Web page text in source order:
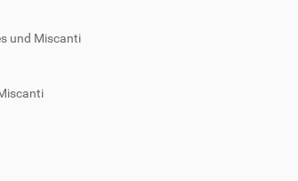
und Miscanti